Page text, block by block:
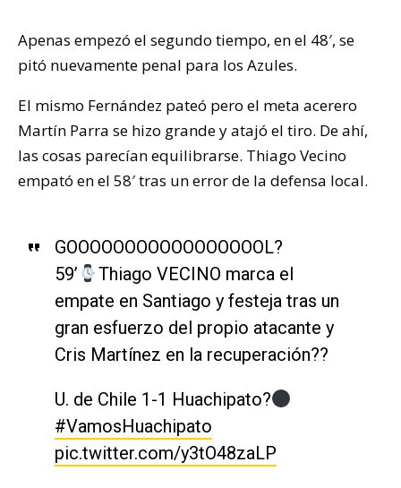
Apenas empezó el segundo tiempo, en el 48′, se
pitó nuevamente penal para los Azules.
El mismo Fernández pateó pero el meta acerero
Martín Parra se hizo grande y atajó el tiro. De ahí,
las cosas parecían equilibrarse. Thiago Vecino
empató en el 58′ tras un error de la defensa local.
GOOOOOOOOOOOOOOOOOL?
59’
Thiago VECINO marca el
empate en Santiago y festeja tras un
gran esfuerzo del propio atacante y
Cris Martínez en la recuperación??
U. de Chile 1-1 Huachipato?
#VamosHuachipato
pic.twitter.com/y3tO48zaLP